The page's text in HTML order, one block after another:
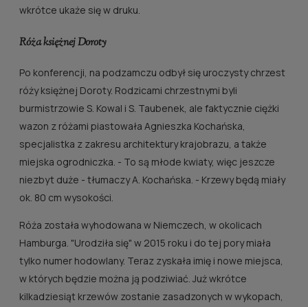
wkrótce ukaże się w druku.
Róża księżnej Doroty
Po konferencji, na podzamczu odbył się uroczysty chrzest
róży księżnej Doroty. Rodzicami chrzestnymi byli
burmistrzowie S. Kowal i S. Taubenek, ale faktycznie ciężki
wazon z różami piastowała Agnieszka Kochańska,
specjalistka z zakresu architektury krajobrazu, a także
miejska ogrodniczka. - To są młode kwiaty, więc jeszcze
niezbyt duże - tłumaczy A. Kochańska. - Krzewy będą miały
ok. 80 cm wysokości.
Róża została wyhodowana w Niemczech, w okolicach
Hamburga. "Urodziła się" w 2015 roku i do tej pory miała
tylko numer hodowlany. Teraz zyskała imię i nowe miejsca,
w których będzie można ją podziwiać. Już wkrótce
kilkadziesiąt krzewów zostanie zasadzonych w wykopach,